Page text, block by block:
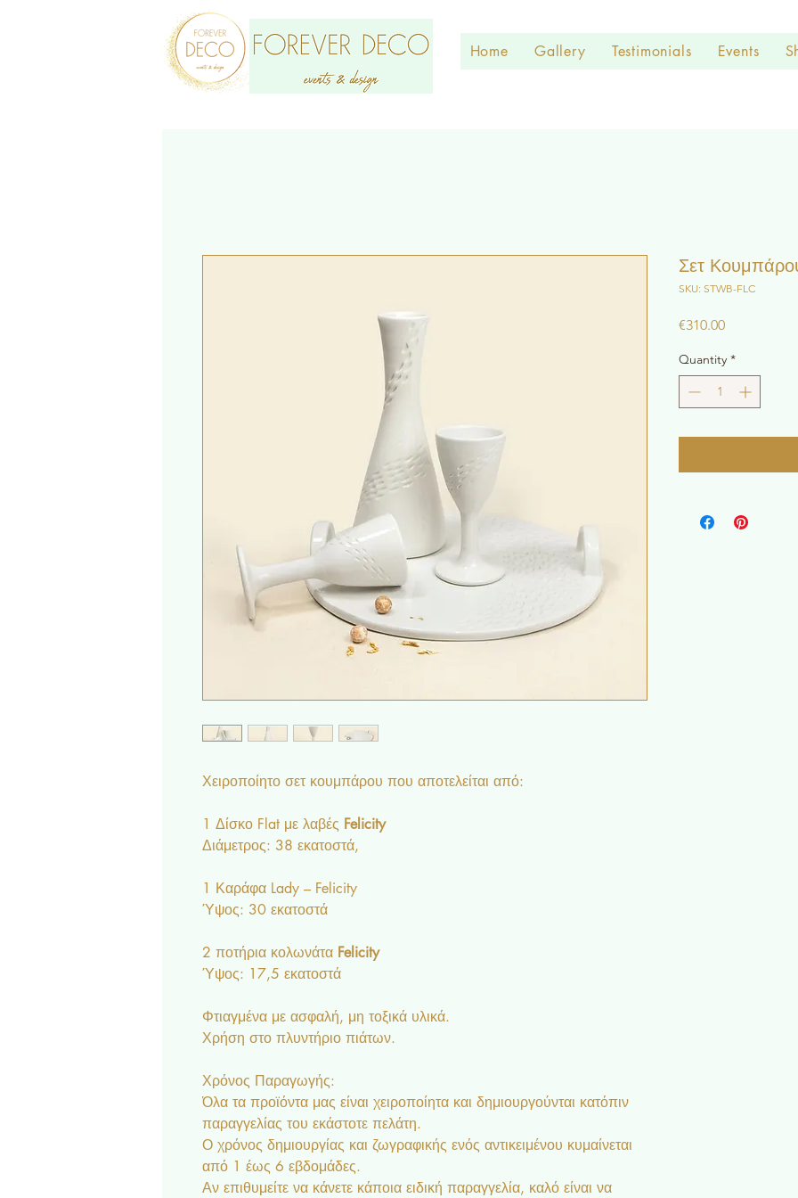
Home Gallery Testimonials Events
Χειροποίητο σετ κουμπάρου που αποτελείται από:
1 Δίσκο Flat με λαβές Felicity
Διάμετρος: 38 εκατοστά,
1 Καράφα Lady – Felicity
Ύψος: 30 εκατοστά
2 ποτήρια κολωνάτα Felicity
Ύψος: 17,5 εκατοστά
Φτιαγμένα με ασφαλή, μη τοξικά υλικά.
Χρήση στο πλυντήριο πιάτων.
Χρόνος Παραγωγής:
Όλα τα προϊόντα μας είναι χειροποίητα και δημιουργούνται κατόπιν
παραγγελίας του εκάστοτε πελάτη.
Ο χρόνος δημιουργίας και ζωγραφικής ενός αντικειμένου κυμαίνεται
από 1 έως 6 εβδομάδες.
Αν επιθυμείτε να κάνετε κάποια ειδική παραγγελία, καλό είναι να
Σετ
SKU: STWB-FLC
€310.00Price
Quantity *